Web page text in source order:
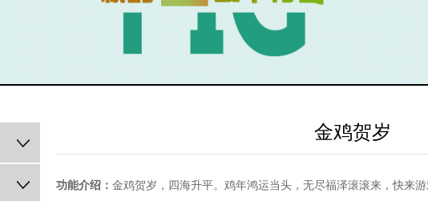
金鸡贺岁
功能介绍： 金鸡贺岁，四海升平。鸡年鸿运当头，无尽福泽滚滚来，快来游